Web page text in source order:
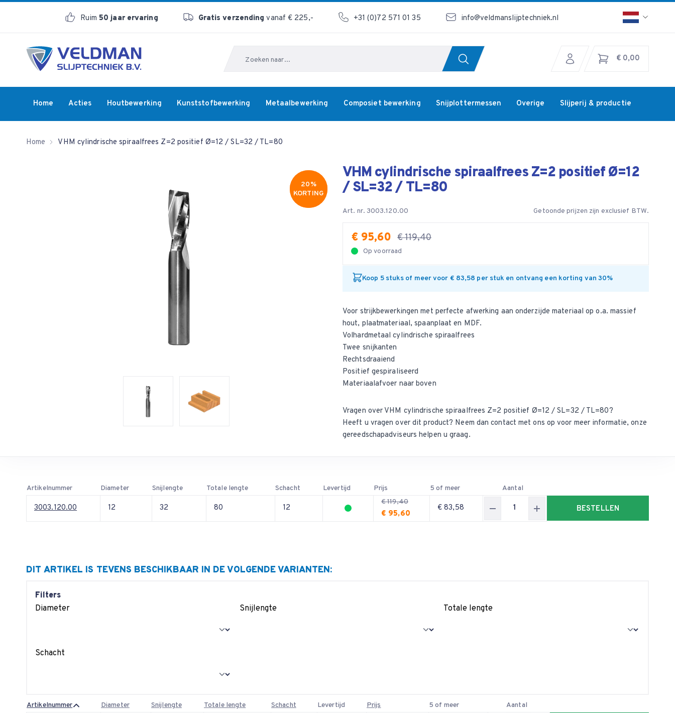
Ruim50 jaar ervaring Gratis verzending vanaf € 225,- +31 (0)72 571 01 35 info@veldmanslijptechniek.nl
€ 0,00
Home Acties Houtbewerking Kunststofbewerking Metaalbewerking Composiet bewerking Snijplottermessen Overige Slijperij & productie
Home VHM cylindrische spiraalfrees Z=2 positief Ø=12 / SL=32 / TL=80
20%
KORTING
20%
KORTING
VHM cylindrische spiraalfrees Z=2 positief Ø=12
/ SL=32 / TL=80
Art. nr. 3003.120.00 Getoonde prijzen zijn exclusief BTW.
€ 95,60 € 119,40
Op voorraad
Koop 5 stuks of meer voor € 83,58 per stuk en ontvang een korting van 30%
Voor strijkbewerkingen met perfecte afwerking aan onderzijde materiaal op o.a. massief
hout, plaatmateriaal, spaanplaat en MDF.
Volhardmetaal cylindrische spiraalfrees
Twee snijkanten
Rechtsdraaiend
Positief gespiraliseerd
Materiaalafvoer naar boven
Vragen over VHM cylindrische spiraalfrees Z=2 positief Ø=12 / SL=32 / TL=80?
Heeft u vragen over dit product? Neem dancontact met ons op voor meer informatie, onze
gereedschapadviseurs helpen u graag.
Artikelnummer Diameter Snijlengte Totale lengte Schacht Levertijd Prijs 5 of meer Aantal
3003.120.00 12 32 80 12
€ 119,40
€ 95,60
€ 83,58 BESTELLEN
DIT ARTIKEL IS TEVENS BESCHIKBAAR IN DE VOLGENDE VARIANTEN:
Filters
Diameter
Snijlengte Totale lengte
Schacht
Artikelnummer Diameter Snijlengte Totale lengte Schacht Levertijd Prijs 5 of meer Aantal